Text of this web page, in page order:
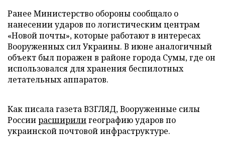
Ранее Министерство обороны сообщало о
нанесении ударов по логистическим центрам
«Новой почты», которые работают в интересах
Вооруженных сил Украины. В июне аналогичный
объект был поражен в районе города Сумы, где он
использовался для хранения беспилотных
летательных аппаратов.
Как писала газета ВЗГЛЯД, Вооруженные силы
Россиирасширилигеографию ударов по
украинской почтовой инфраструктуре.